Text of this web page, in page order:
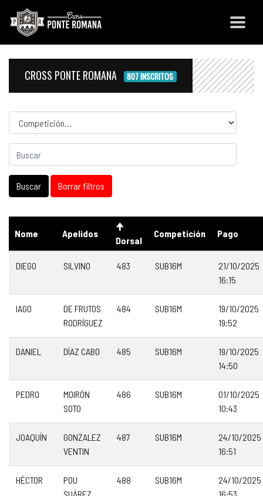
CROSS PONTE ROMANA 807 INSCRITOS
Competicion
Nome Apelidos
Dorsal
Competición Pago
DIEGO SILVINO 483 SUB16M
21/10/2025
16:15
IAGO
DE FRUTOS
RODRÍGUEZ
484 SUB16M
19/10/2025
19:52
DANIEL DÍAZ CABO 485 SUB16M
19/10/2025
14:50
PEDRO
MOIRÓN
SOTO
486 SUB16M
01/10/2025
10:43
JOAQUÍN
GONZALEZ
VENTIN
487 SUB16M
24/10/2025
16:51
HÉCTOR
POU
488 SUB16M
24/10/2025